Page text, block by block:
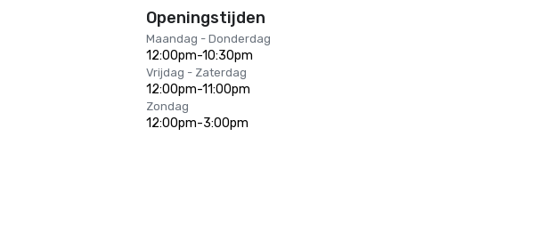
Openingstijden
Maandag - Donderdag
12:00pm-10:30pm
Vrijdag - Zaterdag
12:00pm-11:00pm
Zondag
12:00pm-3:00pm